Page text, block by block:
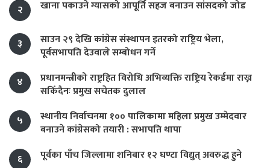
२
खाना पकाउने ग्यासको आपूर्ति सहज बनाउन सांसदको जोड
३
साउन २९ देखि कांग्रेस संस्थापन इतरको राष्ट्रिय भेला,
पूर्वसभापति देउवाले सम्बोधन गर्ने
४
प्रधानमन्त्रीको राष्ट्रहित विरोधि अभिव्यक्ति राष्ट्रिय रेकर्डमा राख्न
सकिँदैनः प्रमुख सचेतक दुलाल
५
स्थानीय निर्वाचनमा १०० पालिकामा महिला प्रमुख उम्मेदवार
बनाउने कांग्रेसको तयारी : सभापति थापा
६
पूर्वका पाँच जिल्लामा शनिबार १२ घण्टा विद्युत् अवरुद्ध हुने